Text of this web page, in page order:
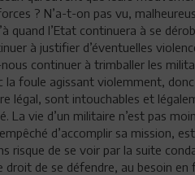
? N’a-t-on pas vu,
quand l’Etat continuera à se
à justifier d’éventuelles
continuer à trimballer les
la foule agissant violemment,
légal, sont intouchables et
La vie d’un militaire n’est pas
d’accomplir sa mission,
risque de se voir par la suite
droit de se défendre, au besoin